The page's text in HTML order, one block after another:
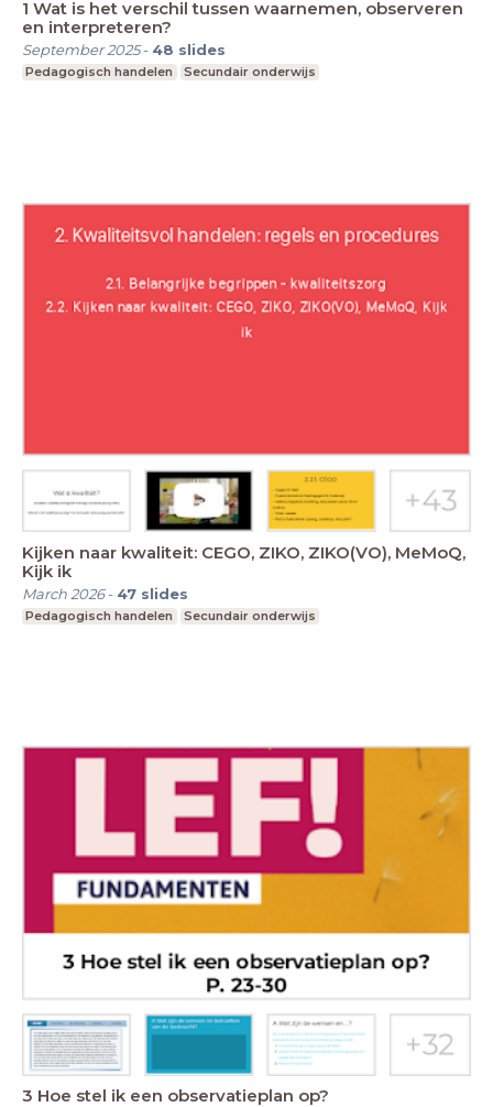
1 Wat is het verschil tussen waarnemen, observeren
en interpreteren?
September 2025- 48 slides
Pedagogisch handelen Secundair onderwijs
Kijken naar kwaliteit: CEGO, ZIKO, ZIKO(VO), MeMoQ,
Kijk ik
March 2026- 47 slides
Pedagogisch handelen Secundair onderwijs
3 Hoe stel ik een observatieplan op?